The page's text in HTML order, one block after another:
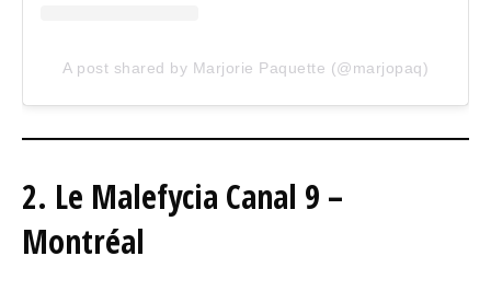
A post shared by Marjorie Paquette (@marjopaq)
2. Le Malefycia Canal 9 –
Montréal